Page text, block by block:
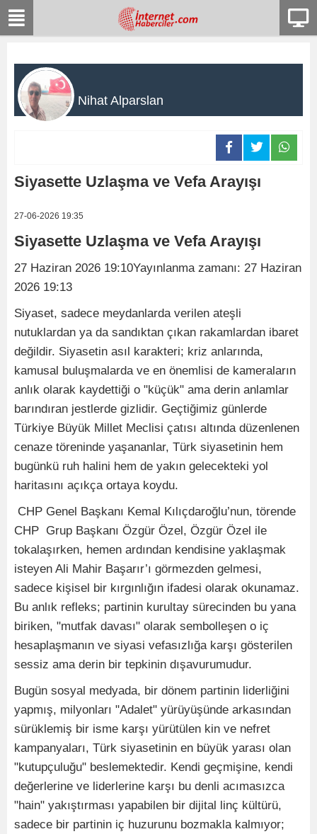
Nihat Alparslan
Siyasette Uzlaşma ve Vefa Arayışı
27-06-2026 19:35
Siyasette Uzlaşma ve Vefa Arayışı
27 Haziran 2026 19:10Yayınlanma zamanı: 27 Haziran
2026 19:13
Siyaset, sadece meydanlarda verilen ateşli
nutuklardan ya da sandıktan çıkan rakamlardan ibaret
değildir. Siyasetin asıl karakteri; kriz anlarında,
kamusal buluşmalarda ve en önemlisi de kameraların
anlık olarak kaydettiği o "küçük" ama derin anlamlar
barındıran jestlerde gizlidir. Geçtiğimiz günlerde
Türkiye Büyük Millet Meclisi çatısı altında düzenlenen
cenaze töreninde yaşananlar, Türk siyasetinin hem
bugünkü ruh halini hem de yakın gelecekteki yol
haritasını açıkça ortaya koydu.
CHP Genel Başkanı Kemal Kılıçdaroğlu’nun, törende
CHP Grup Başkanı Özgür Özel, Özgür Özel ile
tokalaşırken, hemen ardından kendisine yaklaşmak
isteyen Ali Mahir Başarır’ı görmezden gelmesi,
sadece kişisel bir kırgınlığın ifadesi olarak okunamaz.
Bu anlık refleks; partinin kurultay sürecinden bu yana
biriken, "mutfak davası" olarak sembolleşen o iç
hesaplaşmanın ve siyasi vefasızlığa karşı gösterilen
sessiz ama derin bir tepkinin dışavurumudur.
Bugün sosyal medyada, bir dönem partinin liderliğini
yapmış, milyonları "Adalet" yürüyüşünde arkasından
sürüklemiş bir isme karşı yürütülen kin ve nefret
kampanyaları, Türk siyasetinin en büyük yarası olan
"kutupçuluğu" beslemektedir. Kendi geçmişine, kendi
değerlerine ve liderlerine karşı bu denli acımasızca
"hain" yakıştırması yapabilen bir dijital linç kültürü,
sadece bir partinin iç huzurunu bozmakla kalmıyor;